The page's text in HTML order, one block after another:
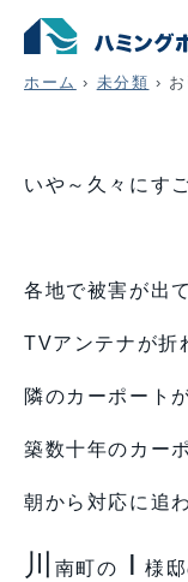
お引渡し in
ホーム › 未分類 ›
いや～久々にす
各地で被害が出
TVアンテナが折
隣のカーポート
築数十年のカー
朝から対応に追
川 南町の I 様